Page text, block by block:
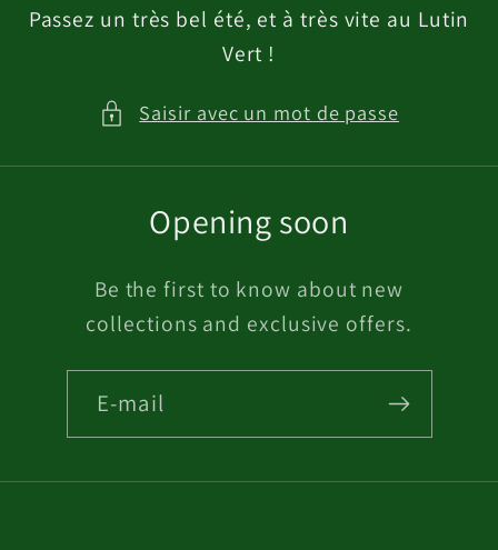
Passez un très bel été, et à très vite au Lutin
Vert !
Saisir avec un mot de passe
Opening soon
Be the first to know about new
collections and exclusive offers.
E-mail